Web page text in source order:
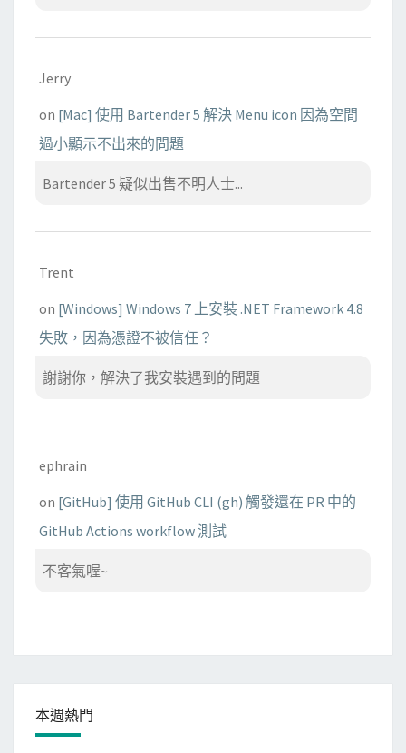
Jerry
on [Mac] 使用 Bartender 5 解決 Menu icon 因為空間
過小顯示不出來的問題
Bartender 5 疑似出售不明人士...
Trent
on [Windows] Windows 7 上安裝 .NET Framework 4.8
失敗，因為憑證不被信任？
謝謝你，解決了我安裝遇到的問題
ephrain
on [GitHub] 使用 GitHub CLI (gh) 觸發還在 PR 中的
GitHub Actions workflow 測試
不客氣喔~
本週熱門